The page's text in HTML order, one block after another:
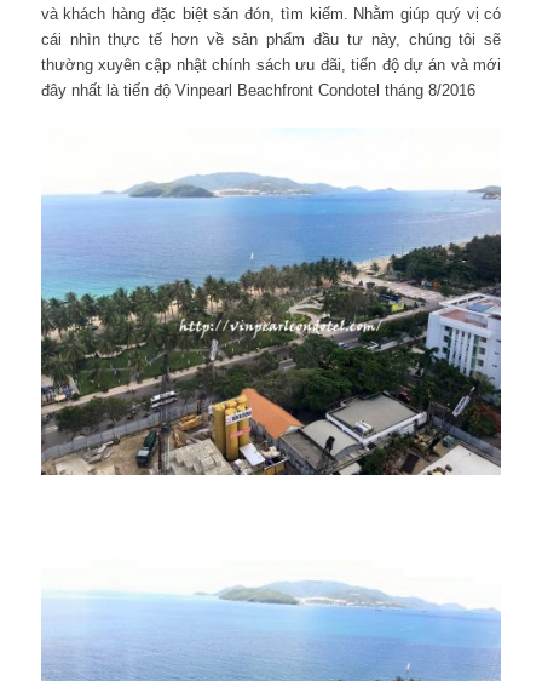
và khách hàng đặc biệt săn đón, tìm kiếm. Nhằm giúp quý vị có
cái nhìn thực tế hơn về sản phẩm đầu tư này, chúng tôi sẽ
thường xuyên cập nhật chính sách ưu đãi, tiến độ dự án và mới
đây nhất là tiến độ Vinpearl Beachfront Condotel tháng 8/2016